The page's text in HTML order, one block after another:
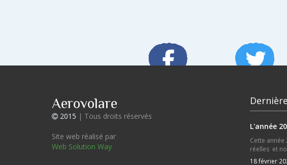
Aerovolare
2015 | Tous droits réservés
Site web réalisé par
Web Solution Way
L'année
Cette
réelles et
18 février